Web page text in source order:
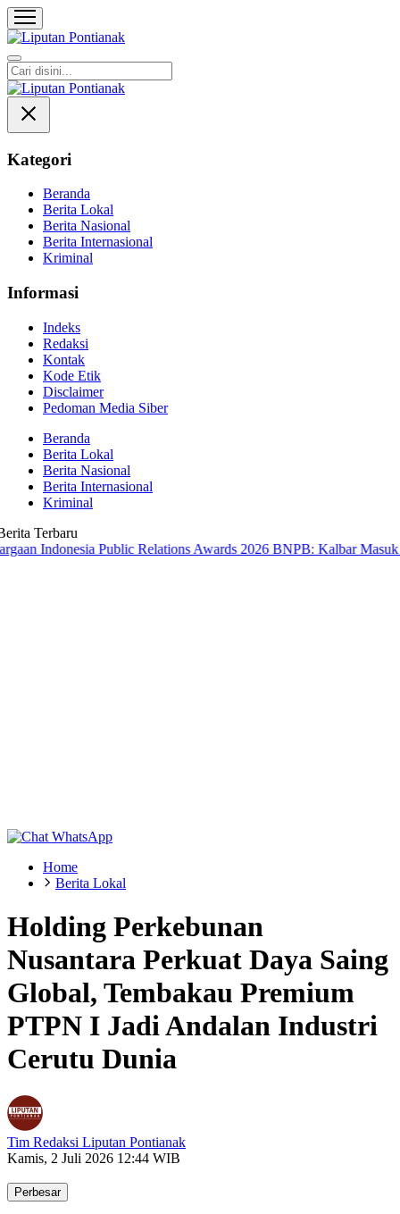
Liputan Pontianak
Berita Terkini dan TerUpdate
Kategori
Beranda
Berita Lokal
Berita Nasional
Berita Internasional
Kriminal
Informasi
Indeks
Redaksi
Kontak
Kode Etik
Disclaimer
Pedoman Media Siber
Beranda
Berita Lokal
Berita Nasional
Berita Internasional
Kriminal
Terbaru
Public Relations Awards 2026 BNPB: Kalbar Masuk Prioritas
Home
Berita Lokal
Holding Perkebunan
Nusantara Perkuat Daya Saing
Global, Tembakau Premium
PTPN I Jadi Andalan Industri
Cerutu Dunia
Tim Redaksi Liputan Pontianak
Kamis, 2 Juli 2026 12:44 WIB
Perbesar